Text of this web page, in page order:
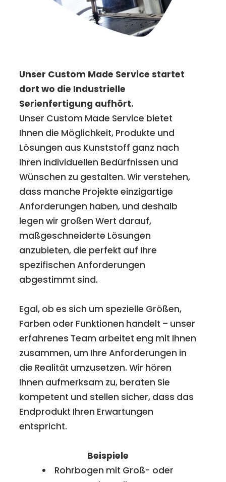
Unser Custom Made Service startet
dort wo die Industrielle
Serienfertigung aufhört.
Unser Custom Made Service bietet
Ihnen die Möglichkeit, Produkte und
Lösungen aus Kunststoff ganz nach
Ihren individuellen Bedürfnissen und
Wünschen zu gestalten. Wir verstehen,
dass manche Projekte einzigartige
Anforderungen haben, und deshalb
legen wir großen Wert darauf,
maßgeschneiderte Lösungen
anzubieten, die perfekt auf Ihre
spezifischen Anforderungen
abgestimmt sind.
Egal, ob es sich um spezielle Größen,
Farben oder Funktionen handelt – unser
erfahrenes Team arbeitet eng mit Ihnen
zusammen, um Ihre Anforderungen in
die Realität umzusetzen. Wir hören
Ihnen aufmerksam zu, beraten Sie
kompetent und stellen sicher, dass das
Endprodukt Ihren Erwartungen
entspricht.
Beispiele
Rohrbogen mit Groß- oder